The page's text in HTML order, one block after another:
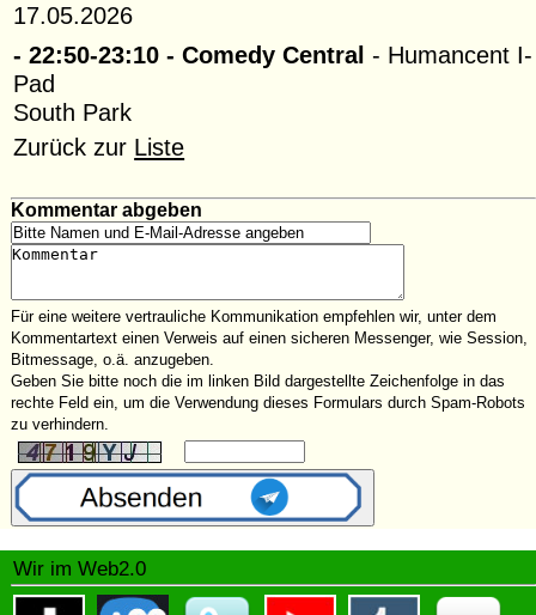
17.05.2026
- 22:50-23:10 - Comedy Central- Humancent I-
Pad
South Park
Zurück zur Liste
Kommentar abgeben
Für eine weitere vertrauliche Kommunikation empfehlen wir, unter dem
Kommentartext einen Verweis auf einen sicheren Messenger, wie Session,
Bitmessage, o.ä. anzugeben.
Geben Sie bitte noch die im linken Bild dargestellte Zeichenfolge in das
rechte Feld ein, um die Verwendung dieses Formulars durch Spam-Robots
zu verhindern.
Wir im Web2.0